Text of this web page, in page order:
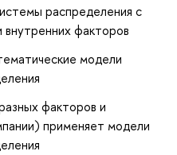
распределения с
внутренних факторов
модели
факторов и
применяет модели